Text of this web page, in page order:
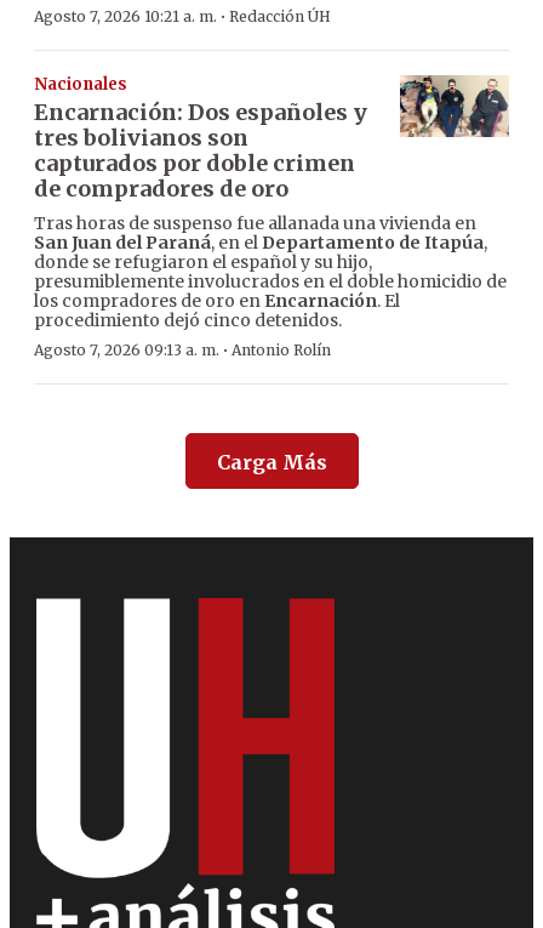
Agosto 7, 2026 10:21 a. m. · Redacción ÚH
Nacionales
Encarnación: Dos españoles y
tres bolivianos son
capturados por doble crimen
de compradores de oro
Tras horas de suspenso fue allanada una vivienda en
San Juan del Paraná, en el Departamento de Itapúa,
donde se refugiaron el español y su hijo,
presumiblemente involucrados en el doble homicidio de
los compradores de oro en Encarnación. El
procedimiento dejó cinco detenidos.
Agosto 7, 2026 09:13 a. m. · Antonio Rolín
Carga Más